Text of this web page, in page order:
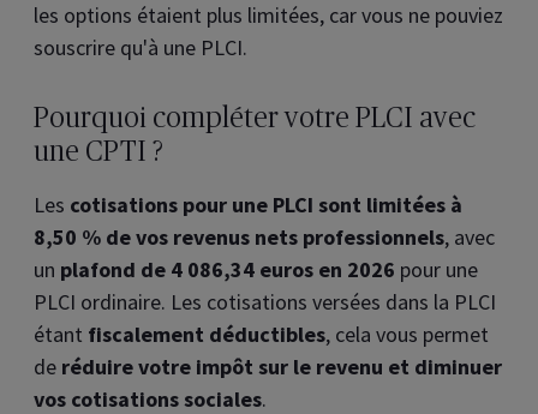
les options étaient plus limitées, car vous ne pouviez
souscrire qu'à une PLCI.
Pourquoi compléter votre PLCI avec
une CPTI ?
Les cotisations pour une PLCI sont limitées à
8,50 % de vos revenus nets professionnels, avec
un plafond de 4 086,34 euros en 2026 pour une
PLCI ordinaire. Les cotisations versées dans la PLCI
étant fiscalement déductibles, cela vous permet
de réduire votre impôt sur le revenu et diminuer
vos cotisations sociales.